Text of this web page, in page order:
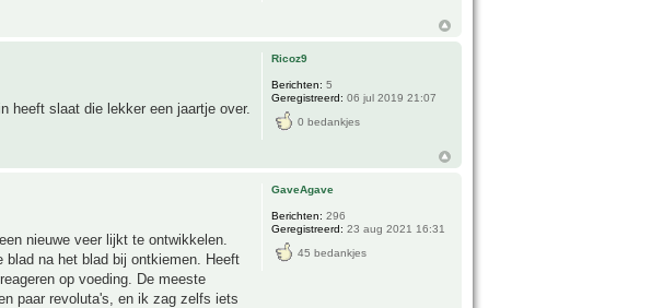
heeft slaat die lekker een jaartje over.
Ricoz9
Berichten: 5
Geregistreerd: 06 jul 2019 21:07
0 bedankjes
nieuwe veer lijkt te ontwikkelen.
na het blad bij ontkiemen. Heeft
op voeding. De meeste
paar revoluta's, en ik zag zelfs iets
GaveAgave
Berichten: 296
Geregistreerd: 23 aug 2021 16:31
45 bedankjes